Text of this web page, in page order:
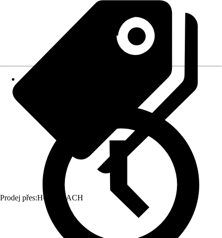
Prodej přes:HORNBACH